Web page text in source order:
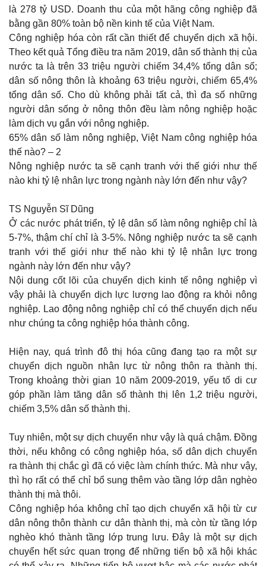
là 278 tỷ USD. Doanh thu của một hãng công nghiệp đã
bằng gần 80% toàn bộ nền kinh tế của Việt Nam.
Công nghiệp hóa còn rất cần thiết để chuyển dịch xã hội.
Theo kết quả Tổng điều tra năm 2019, dân số thành thị của
nước ta là trên 33 triệu người chiếm 34,4% tổng dân số;
dân số nông thôn là khoảng 63 triệu người, chiếm 65,4%
tổng dân số. Cho dù không phải tất cả, thì đa số những
người dân sống ở nông thôn đều làm nông nghiệp hoặc
làm dịch vụ gắn với nông nghiệp.
65% dân số làm nông nghiệp, Việt Nam công nghiệp hóa
thế nào? – 2
Nông nghiệp nước ta sẽ cạnh tranh với thế giới như thế
nào khi tỷ lệ nhân lực trong ngành này lớn đến như vậy?
TS Nguyễn Sĩ Dũng
Ở các nước phát triển, tỷ lệ dân số làm nông nghiệp chỉ là
5-7%, thậm chí chỉ là 3-5%. Nông nghiệp nước ta sẽ cạnh
tranh với thế giới như thế nào khi tỷ lệ nhân lực trong
ngành này lớn đến như vậy?
Nội dung cốt lõi của chuyển dịch kinh tế nông nghiệp vì
vậy phải là chuyển dịch lực lượng lao động ra khỏi nông
nghiệp. Lao động nông nghiệp chỉ có thể chuyển dịch nếu
như chúng ta công nghiệp hóa thành công.
Hiện nay, quá trình đô thị hóa cũng đang tạo ra một sự
chuyển dịch nguồn nhân lực từ nông thôn ra thành thị.
Trong khoảng thời gian 10 năm 2009-2019, yếu tố di cư
góp phần làm tăng dân số thành thị lên 1,2 triệu người,
chiếm 3,5% dân số thành thị.
Tuy nhiên, một sự dịch chuyển như vậy là quá chậm. Đồng
thời, nếu không có công nghiệp hóa, số dân dịch chuyển
ra thành thị chắc gì đã có việc làm chính thức. Mà như vậy,
thì họ rất có thể chỉ bổ sung thêm vào tầng lớp dân nghèo
thành thị mà thôi.
Công nghiệp hóa không chỉ tạo dịch chuyển xã hội từ cư
dân nông thôn thành cư dân thành thị, mà còn từ tầng lớp
nghèo khó thành tầng lớp trung lưu. Đây là một sự dịch
chuyển hết sức quan trọng để những tiến bộ xã hội khác